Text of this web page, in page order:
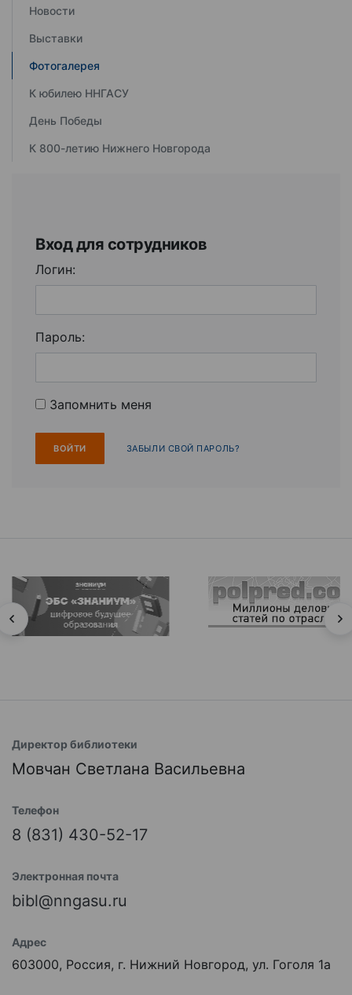
Новости
Выставки
Фотогалерея
К юбилею ННГАСУ
День Победы
К 800-летию Нижнего Новгорода
Вход для сотрудников
Логин:
Пароль:
Запомнить меня
ЗАБЫЛИ СВОЙ ПАРОЛЬ?
Директор библиотеки
Мовчан Светлана Васильевна
Телефон
8 (831) 430-52-17
Электронная почта
bibl@nngasu.ru
Адрес
603000, Россия, г. Нижний Новгород, ул. Гоголя 1а